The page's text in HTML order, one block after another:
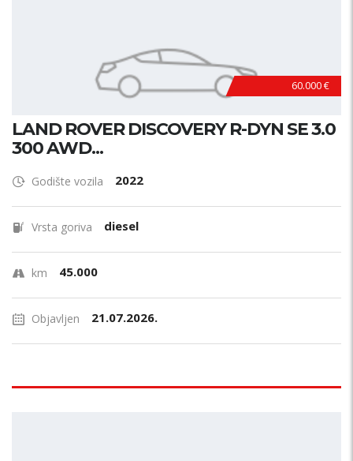
60.000 €
LAND ROVER DISCOVERY R-DYN SE 3.0
300 AWD...
Godište vozila 2022
Vrsta goriva diesel
km 45.000
Objavljen 21.07.2026.